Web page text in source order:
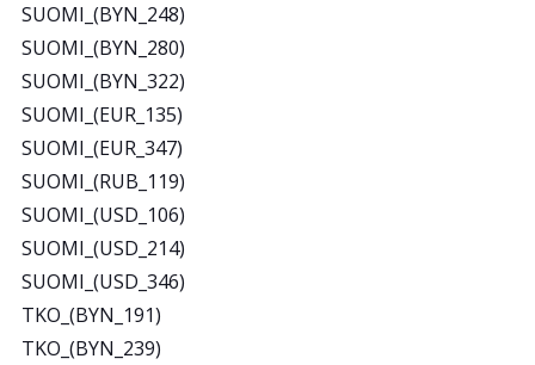
SUOMI_(BYN_248)
SUOMI_(BYN_280)
SUOMI_(BYN_322)
SUOMI_(EUR_135)
SUOMI_(EUR_347)
SUOMI_(RUB_119)
SUOMI_(USD_106)
SUOMI_(USD_214)
SUOMI_(USD_346)
TKO_(BYN_191)
TKO_(BYN_239)